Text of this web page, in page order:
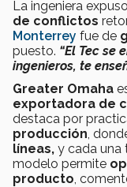
La ingeniera
de conflictos
Monterrey fue de
puesto. “El Tec se
ingenieros, te
Greater Omaha
exportadora de
destaca por
producción ,
líneas, y cada una
modelo permite
producto ,